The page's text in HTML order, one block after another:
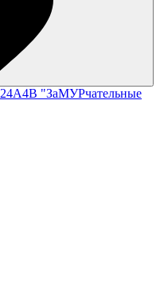
24А4В "ЗаМУРчательные